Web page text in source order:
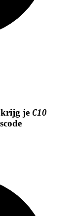
krijg je €10